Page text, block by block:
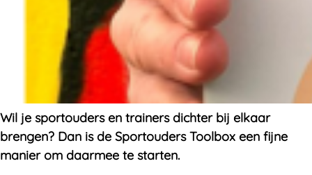
Wil je sportouders en trainers dichter bij elkaar
brengen? Dan is de Sportouders Toolbox een fijne
manier om daarmee te starten.